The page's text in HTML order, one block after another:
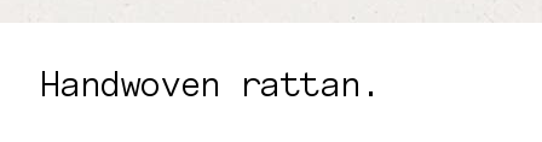
Handwoven rattan.